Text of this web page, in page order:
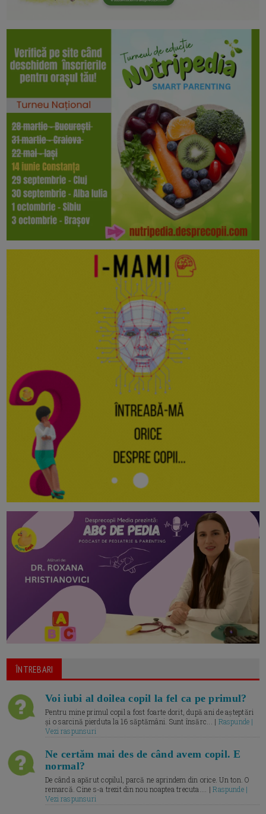
ÎNTREBARI
Voi iubi al doilea copil la fel ca pe primul?
Pentru mine primul copil a fost foarte dorit, după ani de așteptări
și o sarcină pierduta la 16 săptămâni. Sunt însărc... | Raspunde |
Vezi raspunsuri
Ne certăm mai des de când avem copil. E
normal?
De când a apărut copilul, parcă ne aprindem din orice. Un ton. O
remarcă. Cine s-a trezit din nou noaptea trecuta.... |Raspunde |
Vezi raspunsuri